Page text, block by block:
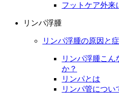
フットケア外来
リンパ浮腫
リンパ浮腫の原因と
リンパ浮腫こん
か？
リンパとは
リンパ管につい